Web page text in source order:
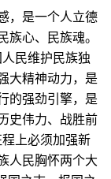
是一个人立德
族心、民族魂。
民维护民族独
大精神动力，是
的强劲引擎，是
史伟力、战胜前
上必须加强新
人民胸怀两个大